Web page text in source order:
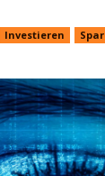
Investieren